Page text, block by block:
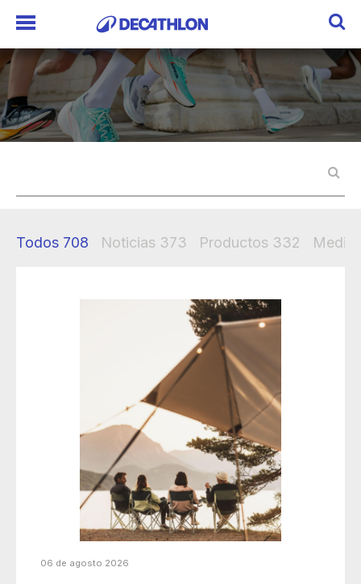
Todos 708 Noticias 373 Productos 332
06 de agosto 2026